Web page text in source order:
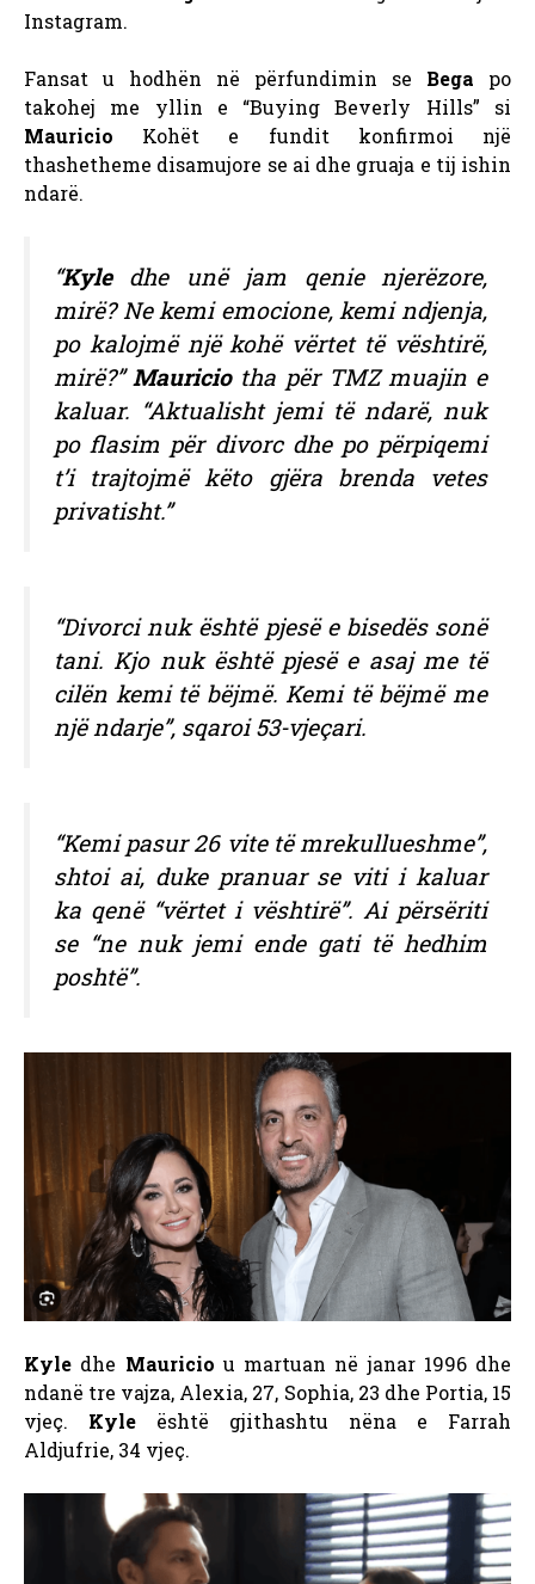
Instagram.
Fansat u hodhën në përfundimin se Bega po
takohej me yllin e “Buying Beverly Hills” si
Mauricio Kohët e fundit konfirmoi një
thashetheme disamujore se ai dhe gruaja e tij ishin
ndarë.
“Kyle dhe unë jam qenie njerëzore,
mirë? Ne kemi emocione, kemi ndjenja,
po kalojmë një kohë vërtet të vështirë,
mirë?”Mauriciotha për TMZ muajin e
kaluar. “Aktualisht jemi të ndarë, nuk
po flasim për divorc dhe po përpiqemi
t’i trajtojmë këto gjëra brenda vetes
privatisht.”
“Divorci nuk është pjesë e bisedës sonë
tani. Kjo nuk është pjesë e asaj me të
cilën kemi të bëjmë. Kemi të bëjmë me
një ndarje”, sqaroi 53-vjeçari.
“Kemi pasur 26 vite të mrekullueshme”,
shtoi ai, duke pranuar se viti i kaluar
ka qenë “vërtet i vështirë”. Ai përsëriti
se “ne nuk jemi ende gati të hedhim
poshtë”.
Kyle dhe Mauricio u martuan në janar 1996 dhe
ndanë tre vajza, Alexia, 27, Sophia, 23 dhe Portia, 15
vjeç. Kyle është gjithashtu nëna e Farrah
Aldjufrie, 34 vjeç.